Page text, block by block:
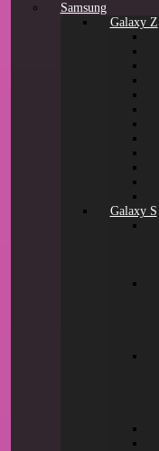
Samsung
Galaxy Z
Galaxy S